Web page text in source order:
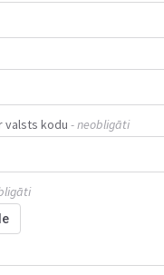
valsts kodu - neobligāti